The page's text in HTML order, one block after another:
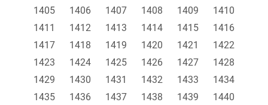
1405
1406 1407 1408 1409
1410
1411
1412 1413 1414 1415
1416
1417
1418 1419 1420 1421
1422
1423
1424 1425 1426 1427
1428
1429
1430 1431 1432 1433
1434
1435
1436 1437 1438 1439
1440